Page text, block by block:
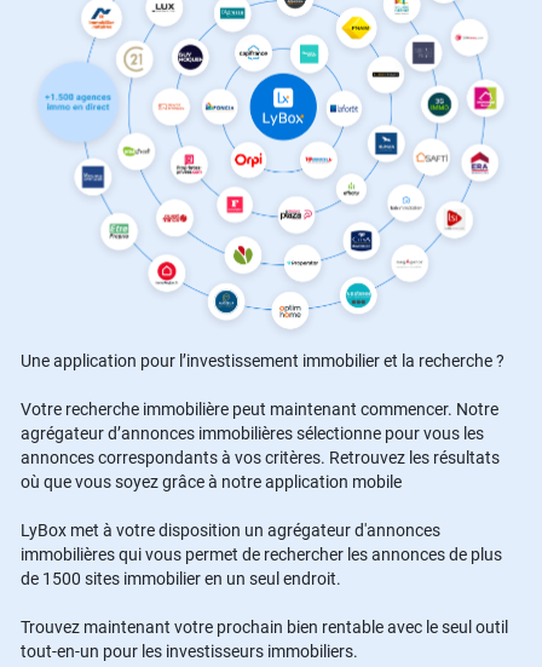
Une application pour l’investissement immobilier et la recherche ?
Votre recherche immobilière peut maintenant commencer. Notre
agrégateur d’annonces immobilières sélectionne pour vous les
annonces correspondants à vos critères. Retrouvez les résultats
où que vous soyez grâce à notre application mobile
LyBox met à votre disposition un agrégateur d'annonces
immobilières qui vous permet de rechercher les annonces de plus
de 1500 sites immobilier en un seul endroit.
Trouvez maintenant votre prochain bien rentable avec le seul outil
tout-en-un pour les investisseurs immobiliers.